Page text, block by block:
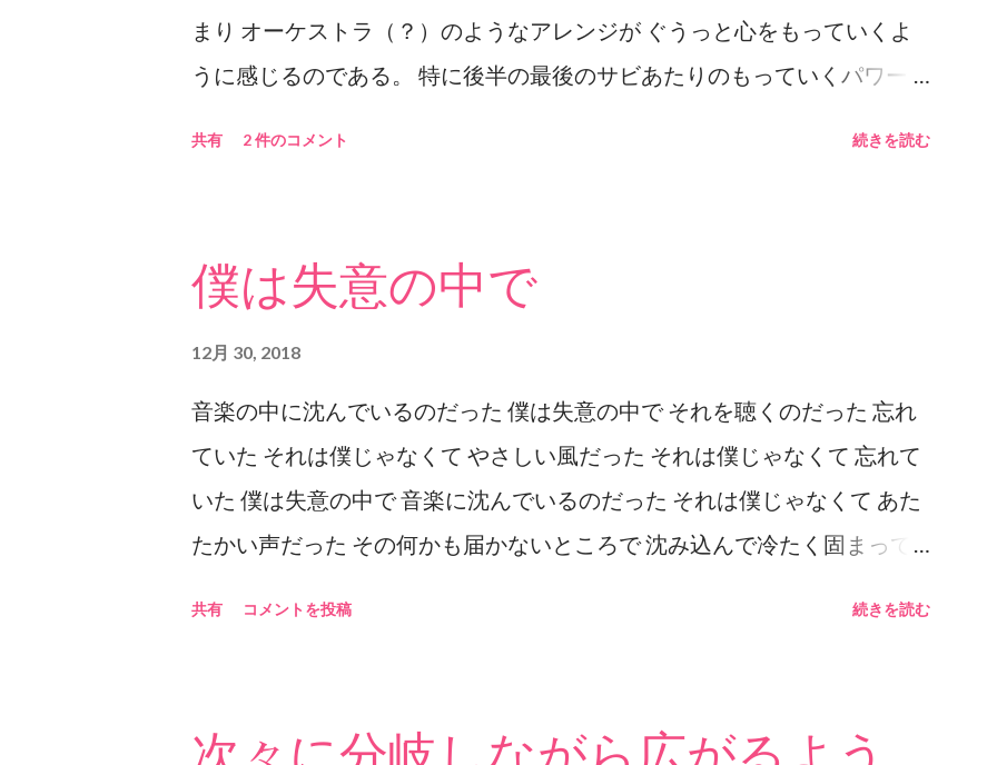
まり オーケストラ（？）のようなアレンジが ぐうっと心をもっていくよ
うに感じるのである。 特に後半の最後のサビあたりのもっていくパワーは
ASKAの歌いだしの第一声に すーっと入っていくことができるのだと思
う。 第一声の歌詞の内容的にもこの長いイントロは意味を含む気がする。
たぶん「ものすごく長い小説」を読むときの気持ちに 近いかもしれない。
小説世界の内容の良し悪しはもちろんではあるが、 その「長い小説」の場
合は、「長さ」が重要なので、 その「長さ」を読者として「通過」するこ
とで 目にすることができる世界があるのである（たぶん）。 歌詞の内容
は恋愛の歌詞であると思う。 もしかしたら恋愛という設定を借りたもっと
そうだねと思うのだろうか。 あるいはもっとあっさりしているよと思うの
共有 2 件のコメント 続きを読む
僕は失意の中で
12月 30, 2018
音楽の中に沈んでいるのだった 僕は失意の中で それを聴くのだった 忘れ
ていた それは僕じゃなくて やさしい風だった それは僕じゃなくて 忘れて
いた 僕は失意の中で 音楽に沈んでいるのだった それは僕じゃなくて あた
たかい声だった その何かも届かないところで 沈み込んで冷たく固まって
共有 コメントを投稿 続きを読む